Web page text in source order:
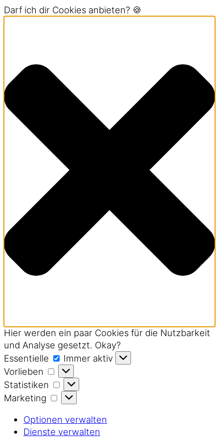
Darf ich dir Cookies anbieten? 🍪
Hier werden ein paar Cookies für die Nutzbarkeit
und Analyse gesetzt. Okay?
Essentielle
Essentielle
Immer aktiv
Vorlieben
Vorlieben
Statistiken
Statistiken
Marketing
Marketing
Optionen verwalten
Dienste verwalten